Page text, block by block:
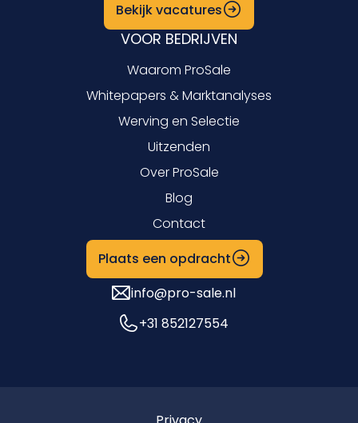
Bekijk vacatures
VOOR BEDRIJVEN
Waarom ProSale
Whitepapers & Marktanalyses
Werving en Selectie
Uitzenden
Over ProSale
Blog
Contact
Plaats een opdracht
info@pro-sale.nl
+31 852127554